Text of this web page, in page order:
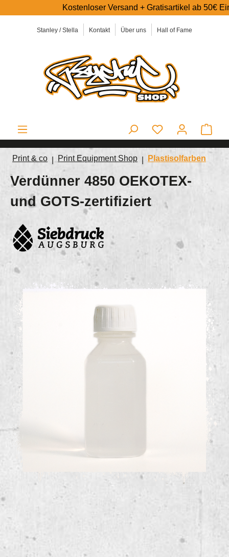
Stanley / Stella Kontakt Über uns Hall of Fame
Kostenloser Versand + Gratisartikel ab 50€
Print & co Print Equipment Shop Plastisolfarben
Verdünner 4850 OEKOTEX-
und GOTS-zertifiziert
Bildergalerie überspringen